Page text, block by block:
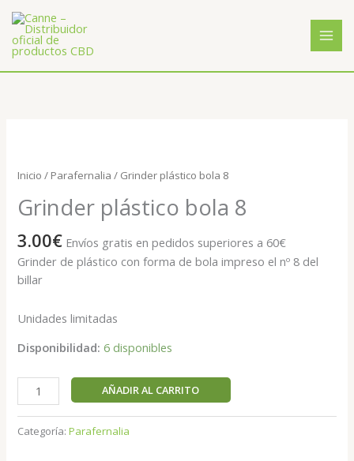
contenido
Inicio / Parafernalia / Grinder plástico bola 8
Grinder plástico bola 8
3.00€ Envíos gratis en pedidos superiores a 60€
Grinder de plástico con forma de bola impreso el nº 8 del
billar
Unidades limitadas
Disponibilidad: 6 disponibles
bola
cantidad
AÑADIR AL CARRITO
Categoría:Parafernalia